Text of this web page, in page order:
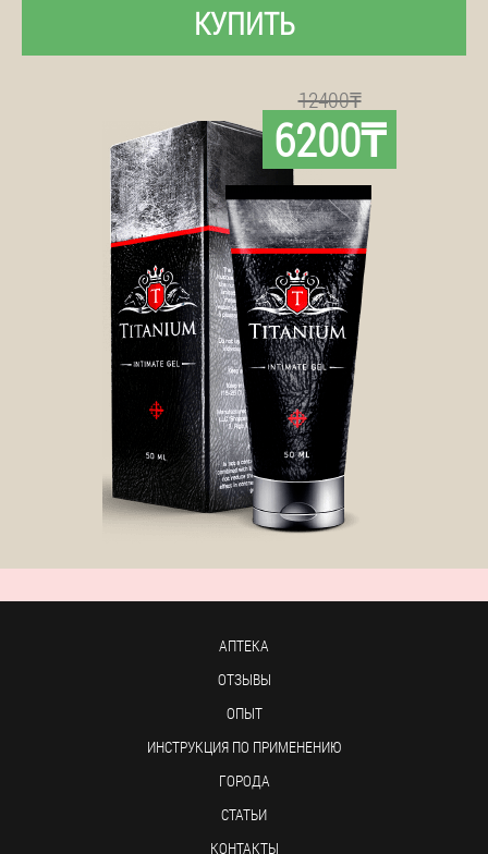
КУПИТЬ
12400₸
6200₸
АПТЕКА
ОТЗЫВЫ
ОПЫТ
ИНСТРУКЦИЯ ПО ПРИМЕНЕНИЮ
ГОРОДА
СТАТЬИ
КОНТАКТЫ